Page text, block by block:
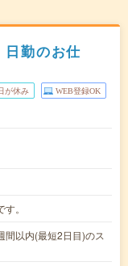
日勤のお仕
が休み WEB登録OK
。
間以内(最短2日目)のス